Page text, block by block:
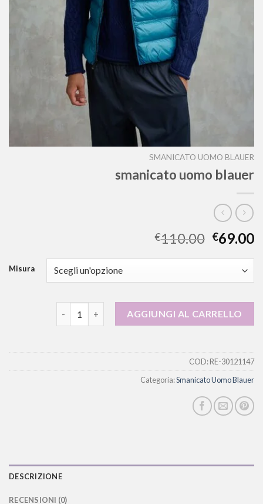
SMANICATO UOMO BLAUER
smanicato uomo blauer
€110.00 €69.00
Misura
smanicato uomo blauer quantità
AGGIUNGI AL CARRELLO
COD:RE-30121147
Categoria:Smanicato Uomo Blauer
DESCRIZIONE
RECENSIONI (0)